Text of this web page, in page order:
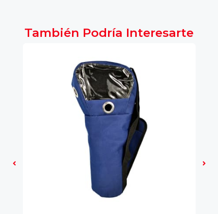
También Podría Interesarte